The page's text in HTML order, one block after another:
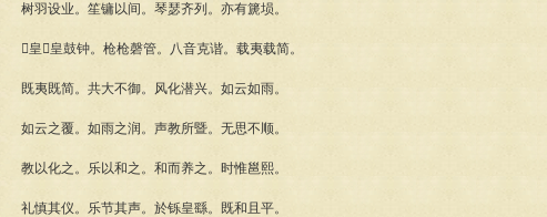
树羽设业。笙镛以间。琴瑟齐列。亦有篪埙。
皇皇鼓钟。枪枪磬管。八音克谐。载夷载简。
既夷既简。共大不御。风化潜兴。如云如雨。
如云之覆。如雨之润。声教所暨。无思不顺。
教以化之。乐以和之。和而养之。时惟邕熙。
礼慎其仪。乐节其声。於铄皇繇。既和且平。